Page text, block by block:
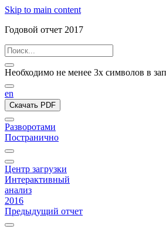
Skip to main content
Годовой отчет 2017
Необходимо не менее 3х символов в
en
Скачать PDF
Разворотами
Постранично
Центр загрузки
Интерактивный
анализ
2016
Предыдущий отчет